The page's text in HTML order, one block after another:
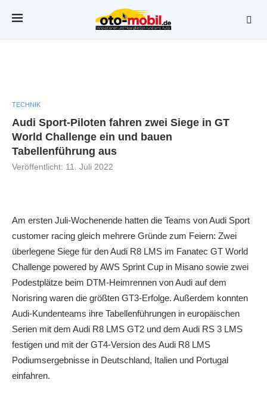
TECHNIK
Audi Sport-Piloten fahren zwei Siege in GT
World Challenge ein und bauen
Tabellenführung aus
Veröffentlicht: 11. Juli 2022
Am ersten Juli-Wochenende hatten die Teams von Audi Sport
customer racing gleich mehrere Gründe zum Feiern: Zwei
überlegene Siege für den Audi R8 LMS im Fanatec GT World
Challenge powered by AWS Sprint Cup in Misano sowie zwei
Podestplätze beim DTM-Heimrennen von Audi auf dem
Norisring waren die größten GT3-Erfolge. Außerdem konnten
Audi-Kundenteams ihre Tabellenführungen in europäischen
Serien mit dem Audi R8 LMS GT2 und dem Audi RS 3 LMS
festigen und mit der GT4-Version des Audi R8 LMS
Podiumsergebnisse in Deutschland, Italien und Portugal
einfahren.